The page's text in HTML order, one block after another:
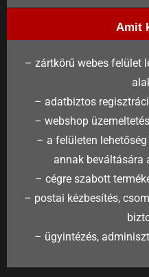
Amit
– zártkörű webes felület
– adatbiztos
– webshop
– a felületen
annak beváltására
– cégre szabott
– postai kézbesítés,
– ügyintézés,